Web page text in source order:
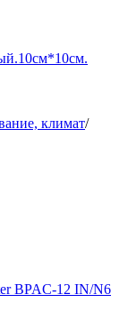
климат/
BPAC-12 IN/N6